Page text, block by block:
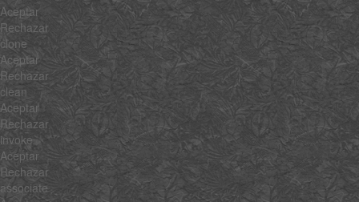
Aceptar
Rechazar
clone
Aceptar
Rechazar
clean
Aceptar
Rechazar
invoke
Aceptar
Rechazar
associate